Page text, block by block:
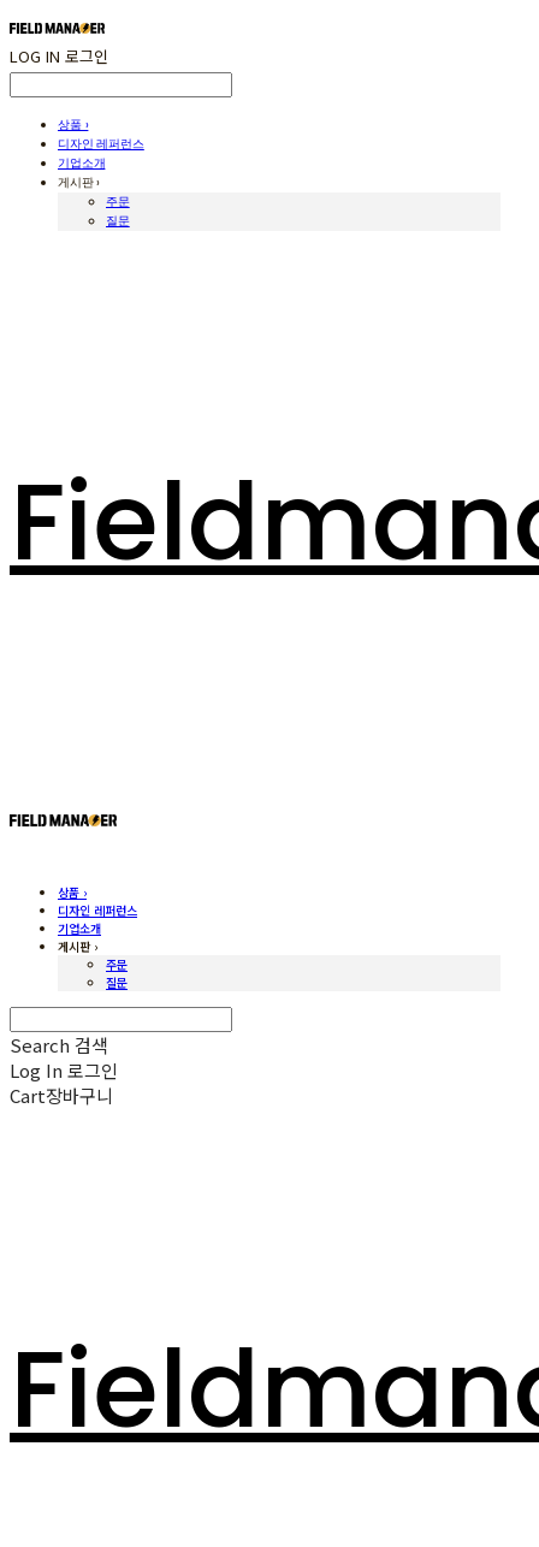
LOG IN 로그인
상품 ›
디자인 레퍼런스
기업소개
게시판 ›
주문
질문
상품 ›
디자인 레퍼런스
기업소개
게시판 ›
주문
질문
Search 검색
Log In 로그인
Cart장바구니